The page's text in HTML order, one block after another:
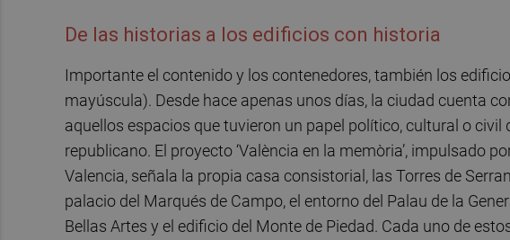
De las historias a los edificios con historia
Importante el contenido y los contenedores, también los
mayúscula). Desde hace apenas unos días, la ciudad cuenta
aquellos espacios que tuvieron un papel político, cultural o
republicano. El proyecto ‘València en la memòria’, impulsado
Valencia, señala la propia casa consistorial, las Torres de
palacio del Marqués de Campo, el entorno del Palau de la
Bellas Artes y el edificio del Monte de Piedad. Cada uno de